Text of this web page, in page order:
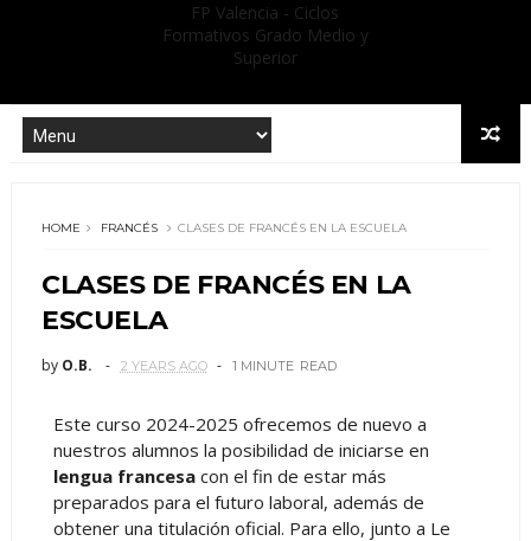
FP Valencia - Ciclos
Formativos Grado Medio y
Superior
HOME FRANCÉS CLASES DE FRANCÉS EN LA ESCUELA
CLASES DE FRANCÉS EN LA
ESCUELA
by O.B. 2 YEARS AGO 1 MINUTE READ
Este curso 2024-2025 ofrecemos de nuevo a
nuestros alumnos la posibilidad de iniciarse en
lengua francesacon el fin de estar más
preparados para el futuro laboral, además de
obtener una titulación oficial. Para ello, junto a Le